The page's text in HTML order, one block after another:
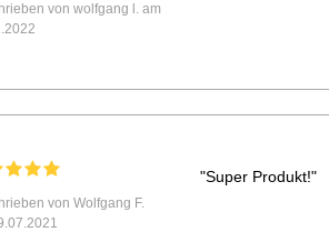
von wolfgang l. am
von Wolfgang F.
"Super Produkt!"